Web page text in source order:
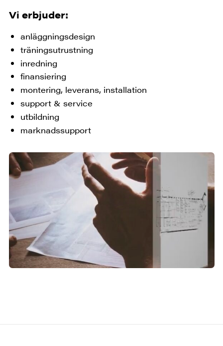
Vi erbjuder:
anläggningsdesign
träningsutrustning
inredning
finansiering
montering, leverans, installation
support & service
utbildning
marknadssupport